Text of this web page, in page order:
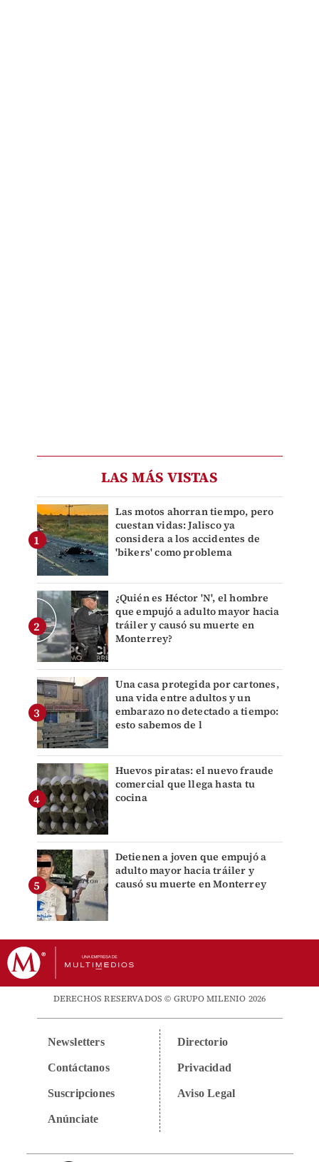
LAS MÁS VISTAS
Las motos ahorran tiempo, pero
cuestan vidas: Jalisco ya
considera a los accidentes de
'bikers' como problema
¿Quién es Héctor 'N', el hombre
que empujó a adulto mayor hacia
tráiler y causó su muerte en
Monterrey?
Una casa protegida por cartones,
una vida entre adultos y un
embarazo no detectado a tiempo:
esto sabemos de l
Huevos piratas: el nuevo fraude
comercial que llega hasta tu
cocina
Detienen a joven que empujó a
adulto mayor hacia tráiler y
causó su muerte en Monterrey
DERECHOS RESERVADOS © GRUPO MILENIO 2026
Newsletters
Contáctanos
Suscripciones
Anúnciate
Directorio
Privacidad
Aviso Legal